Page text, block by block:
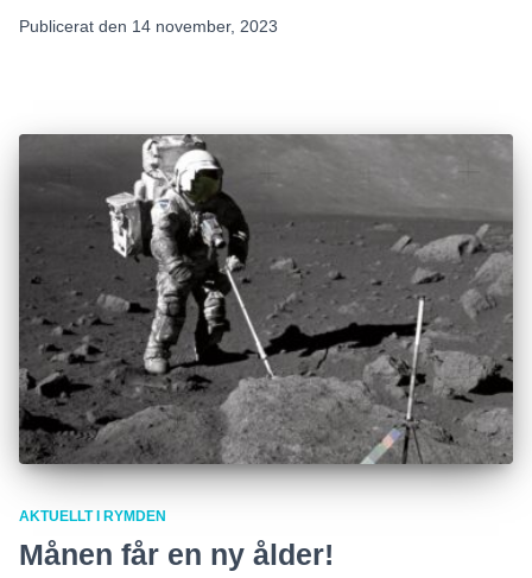
Publicerat den 14 november, 2023
AKTUELLT I RYMDEN
Månen får en ny ålder!